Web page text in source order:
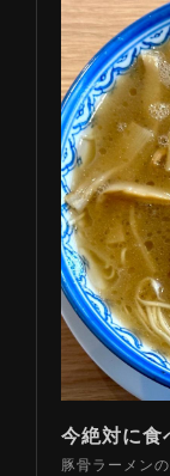
豚骨ラーメン